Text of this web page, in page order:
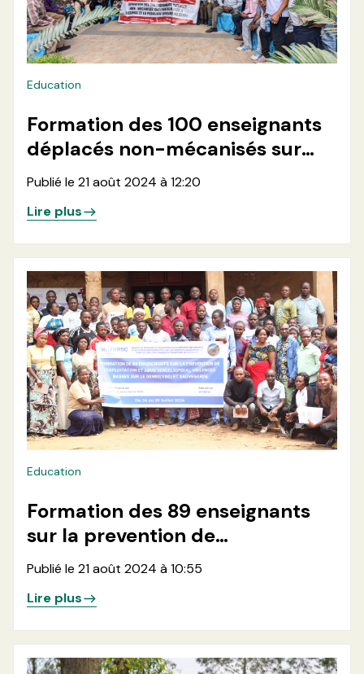
Education
Formation des 100 enseignants
déplacés non-mécanisés sur
l'enseignement à distance et la
Publié le 21 août 2024 à 12:20
Lire plus
Education
Formation des 89 enseignants
sur la prevention de
l'exploitation et Abus
sur le genre(VBG) et sauvegarde
Publié le 21 août 2024 à 10:55
Lire plus